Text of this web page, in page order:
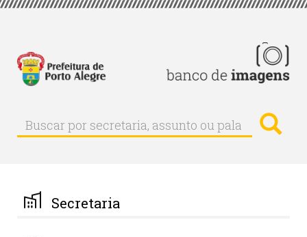
Pular
principal
Buscar
Buscar
por
palavra-
chave
Secretaria